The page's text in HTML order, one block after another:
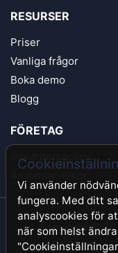
RESURSER
Priser
Vanliga frågor
Boka demo
Blogg
FÖRETAG
Integritetspolicy
Copyright 2026
Vi använder
fungera. Med ditt
analyscookies för
när som helst